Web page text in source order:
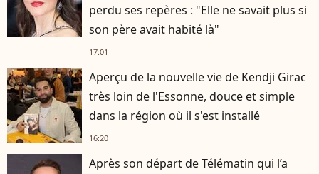
perdu ses repères : "Elle ne savait plus si
son père avait habité là"
17:01
Aperçu de la nouvelle vie de Kendji Girac
très loin de l'Essonne, douce et simple
dans la région où il s'est installé
16:20
Après son départ de Télématin qui l’a